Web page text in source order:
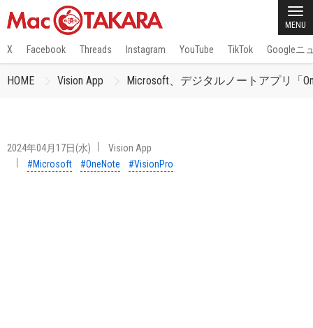
MENU
X Facebook Threads Instagram YouTube TikTok Googleニ
HOME Vision App Microsoft、デジタルノートアプリ「
2024年04月17日(水)
Vision App
#Microsoft
#OneNote #VisionPro